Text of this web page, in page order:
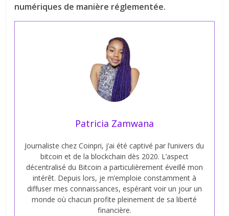
numériques de manière réglementée.
Patricia Zamwana
Journaliste chez Coinpri, j’ai été captivé par l’univers du
bitcoin et de la blockchain dès 2020. L’aspect
décentralisé du Bitcoin a particulièrement éveillé mon
intérêt. Depuis lors, je m’emploie constamment à
diffuser mes connaissances, espérant voir un jour un
monde où chacun profite pleinement de sa liberté
financière.